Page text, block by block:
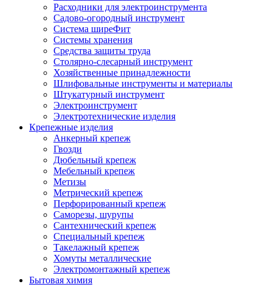
Расходники для электроинструмента
Садово-огородный инструмент
Система ширеФит
Системы хранения
Средства защиты труда
Столярно-слесарный инструмент
Хозяйственные принадлежности
Шлифовальные инструменты и материалы
Штукатурный инструмент
Электроинструмент
Электротехнические изделия
Крепежные изделия
Анкерный крепеж
Гвозди
Дюбельный крепеж
Мебельный крепеж
Метизы
Метрический крепеж
Перфорированный крепеж
Саморезы, шурупы
Сантехнический крепеж
Специальный крепеж
Такелажный крепеж
Хомуты металлические
Электромонтажный крепеж
Бытовая химия